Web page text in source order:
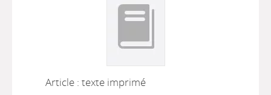
Article : texte imprimé